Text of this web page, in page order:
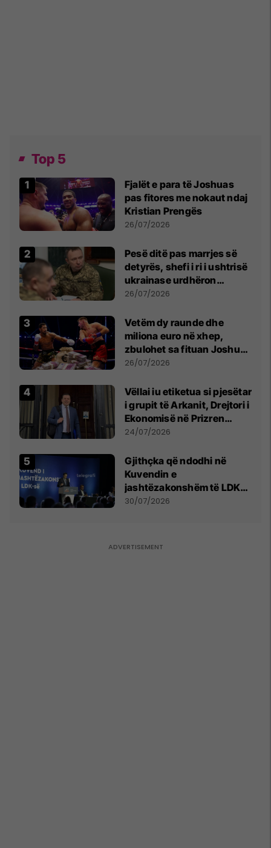
Top 5
Fjalët e para të Joshuas
pas fitores me nokaut ndaj
Kristian Prengës
26/07/2026
Pesë ditë pas marrjes së
detyrës, shefi i ri i ushtrisë
ukrainase urdhëron
kontroll të madh
26/07/2026
Vetëm dy raunde dhe
miliona euro në xhep,
zbulohet sa fituan Joshua
e Prenga
26/07/2026
Vëllai iu etiketua si pjesëtar
i grupit të Arkanit, Drejtori i
Ekonomisë në Prizren
mohon pretendimet
24/07/2026
Gjithçka që ndodhi në
Kuvendin e
jashtëzakonshëm të LDK-
së
30/07/2026